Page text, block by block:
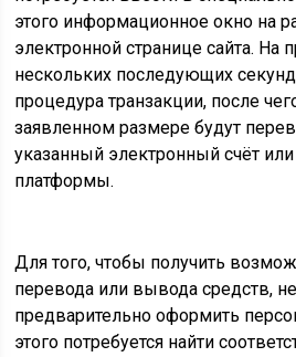
этого информационное окно на
электронной странице сайта. На
нескольких последующих
процедура транзакции, после
заявленном размере будут
указанный электронный счёт
платформы.
Для того, чтобы получить
перевода или вывода средств,
предварительно оформить
этого потребуется найти